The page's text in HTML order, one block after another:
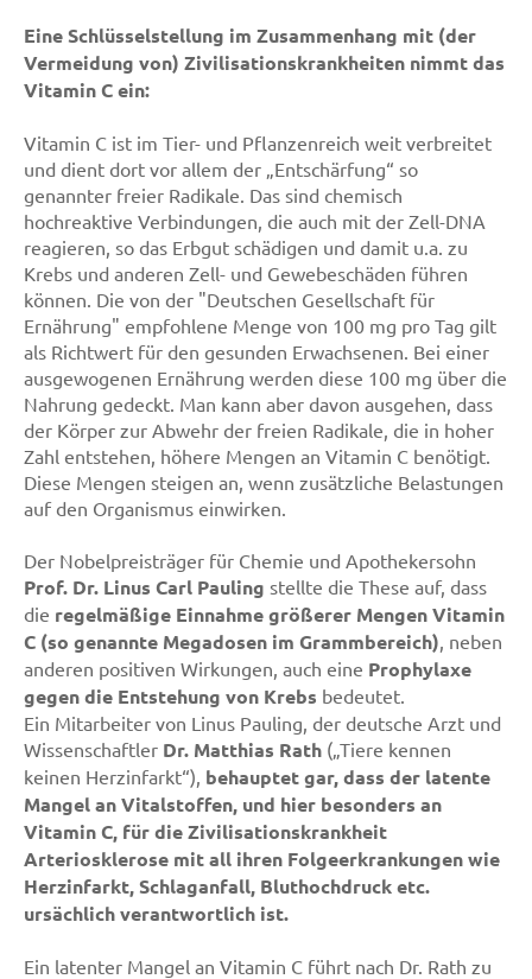
Eine Schlüsselstellung im Zusammenhang mit (der
Vermeidung von) Zivilisationskrankheiten nimmt das
Vitamin C ein:
Vitamin C ist im Tier- und Pflanzenreich weit verbreitet
und dient dort vor allem der „Entschärfung“ so
genannter freier Radikale. Das sind chemisch
hochreaktive Verbindungen, die auch mit der Zell-DNA
reagieren, so das Erbgut schädigen und damit u.a. zu
Krebs und anderen Zell- und Gewebeschäden führen
können. Die von der "Deutschen Gesellschaft für
Ernährung" empfohlene Menge von 100 mg pro Tag gilt
als Richtwert für den gesunden Erwachsenen. Bei einer
ausgewogenen Ernährung werden diese 100 mg über die
Nahrung gedeckt. Man kann aber davon ausgehen, dass
der Körper zur Abwehr der freien Radikale, die in hoher
Zahl entstehen, höhere Mengen an Vitamin C benötigt.
Diese Mengen steigen an, wenn zusätzliche Belastungen
auf den Organismus einwirken.
Der Nobelpreisträger für Chemie und Apothekersohn
Prof. Dr. Linus Carl Pauling stellte die These auf, dass
die regelmäßige Einnahme größerer Mengen Vitamin
C (so genannte Megadosen im Grammbereich), neben
anderen positiven Wirkungen, auch eine Prophylaxe
gegen die Entstehung von Krebs bedeutet.
Ein Mitarbeiter von Linus Pauling, der deutsche Arzt und
Wissenschaftler Dr. Matthias Rath („Tiere kennen
keinen Herzinfarkt“), behauptet gar, dass der latente
Mangel an Vitalstoffen, und hier besonders an
Vitamin C, für die Zivilisationskrankheit
Arteriosklerose mit all ihren Folgeerkrankungen wie
Herzinfarkt, Schlaganfall, Bluthochdruck etc.
ursächlich verantwortlich ist.
Ein latenter Mangel an Vitamin C führt nach Dr. Rath zu